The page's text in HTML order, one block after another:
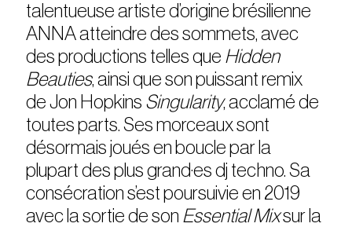
talentueuse artiste d’origine brésilienne
ANNA atteindre des sommets, avec
des productions telles que Hidden
Beauties, ainsi que son puissant remix
de Jon Hopkins Singularity, acclamé de
toutes parts. Ses morceaux sont
désormais joués en boucle par la
plupart des plus grand·es dj techno. Sa
consécration s’est poursuivie en 2019
avec la sortie de son Essential Mixsur la